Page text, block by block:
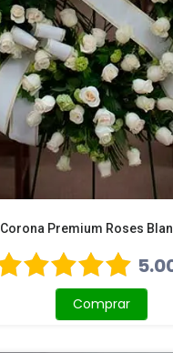
Corona Premium Roses
Comprar